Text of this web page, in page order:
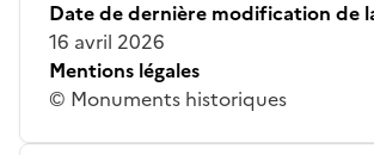
Date de dernière modification de
16 avril 2026
Mentions légales
© Monuments historiques